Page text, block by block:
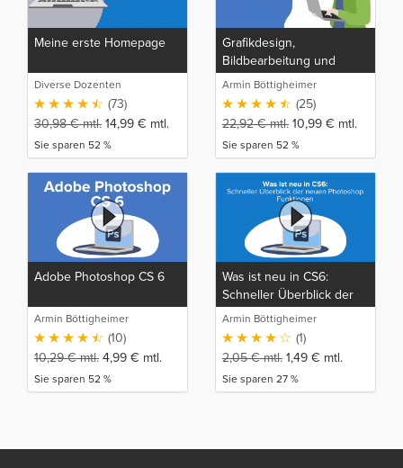
Meine erste Homepage
Diverse Dozenten
(73)
30,98€mtl. 14,99 € mtl.
Sie sparen 52 %
Grafikdesign,
Bildbearbeitung und
Layout
Armin Böttigheimer
(25)
22,92€mtl. 10,99 € mtl.
Sie sparen 52 %
Adobe Photoshop CS 6
Armin Böttigheimer
(10)
10,29€mtl. 4,99 € mtl.
Sie sparen 52 %
Was ist neu in CS6:
Schneller Überblick der
neuen Photoshop
Funktionen
Armin Böttigheimer
(1)
2,05€mtl. 1,49 € mtl.
Sie sparen 27 %